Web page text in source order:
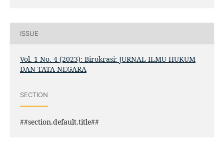
ISSUE
Vol. 1 No. 4 (2023): Birokrasi: JURNAL ILMU HUKUM
DAN TATA NEGARA
SECTION
##section.default.title##